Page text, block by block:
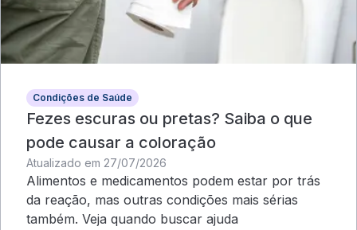
Condições de Saúde
Fezes escuras ou pretas? Saiba o que
pode causar a coloração
Atualizado em 27/07/2026
Alimentos e medicamentos podem estar por trás
da reação, mas outras condições mais sérias
também. Veja quando buscar ajuda